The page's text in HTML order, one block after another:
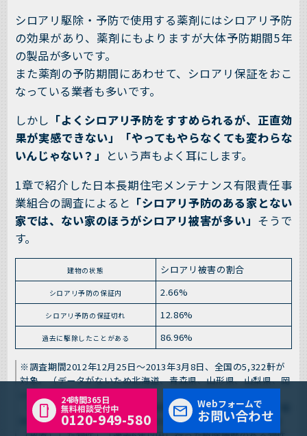
シロアリ駆除・予防で使用する薬剤にはシロアリ予防
の効果があり、薬剤にもよりますが大体予防期間5年
の製品が多いです。
また薬剤の予防期間にあわせて、シロアリ保証をおこ
なっている業者も多いです。
しかし 「よくシロアリ予防をすすめられるが、正直効
果が実感できない」「やってもやらなくても変わらな
いんじゃない？」 という声もよく耳にします。
1章で紹介した日本長期住宅メンテナンス有限責任事
業組合の調査によると 「シロアリ予防のある家とない
家では、ない家のほうがシロアリ被害が多い」 そうで
す。
建物の状態 シロアリ被害の割合
シロアリ予防の保証内 2.66%
シロアリ予防の保証切れ 12.86%
過去に駆除したことがある 86.96%
※調査期間2012年12月25日〜2013年3月8日、全国の5,322軒が
対象。（データがないため北海道、青森県、山形県、山梨県、岡
山県、高知県、沖縄県をのぞく）
「防蟻処理保証期間内の物件（新築予防保証、既存予防保証、駆
除保証など）」「防蟻処理保証切れで再施工せず一定期間経過
24時間365日
無料相談受付中
0120-949-580
Webフォームで
お問い合わせ